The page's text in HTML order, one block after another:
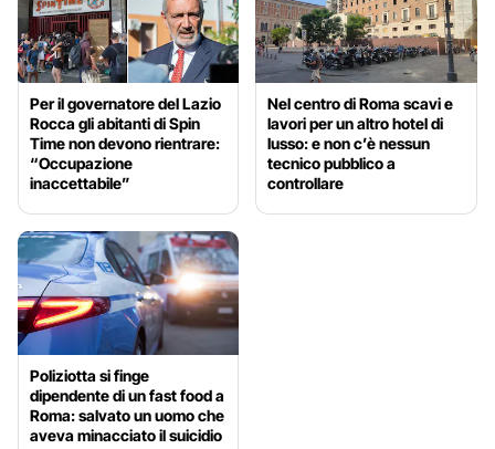
Per il governatore del Lazio
Rocca gli abitanti di Spin
Time non devono rientrare:
“Occupazione
inaccettabile”
Nel centro di Roma scavi e
lavori per un altro hotel di
lusso: e non c’è nessun
tecnico pubblico a
controllare
Poliziotta si finge
dipendente di un fast food a
Roma: salvato un uomo che
aveva minacciato il suicidio